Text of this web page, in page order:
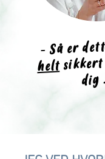
- Så er
heltsikkert
dig